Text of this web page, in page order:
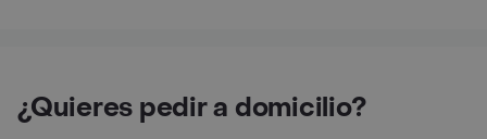
¿Quieres pedir a domicilio?